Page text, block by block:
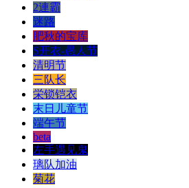
2連霸
迷路
肥秋的宝库
S开衣-愚人节
清明节
三队长
栄锁铠衣
末日儿童节
端午节
beta
左手遇见鬼
璃队加油
菊花